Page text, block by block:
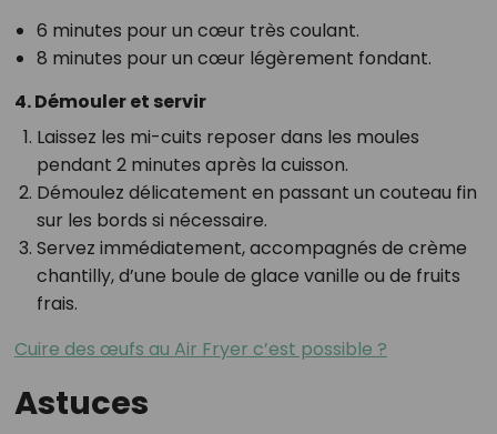
6 minutes pour un cœur très coulant.
8 minutes pour un cœur légèrement fondant.
4. Démouler et servir
Laissez les mi-cuits reposer dans les moules
pendant 2 minutes après la cuisson.
Démoulez délicatement en passant un couteau fin
sur les bords si nécessaire.
Servez immédiatement, accompagnés de crème
chantilly, d’une boule de glace vanille ou de fruits
frais.
Cuire des œufs au Air Fryer c’est possible ?
Astuces